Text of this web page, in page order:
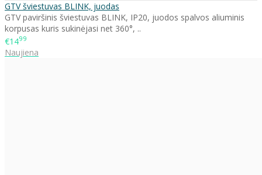
GTV šviestuvas BLINK, juodas
GTV paviršinis šviestuvas BLINK, IP20, juodos spalvos aliuminis
korpusas kuris sukinėjasi net 360°, ..
€1499
Naujiena